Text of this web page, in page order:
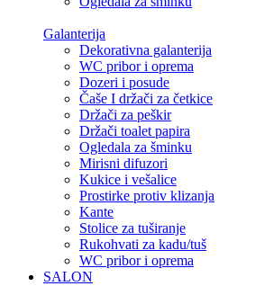
Galanterija
Dekorativna galanterija
WC pribor i oprema
Dozeri i posude
Čaše I držači za četkice
Držači za peškir
Držači toalet papira
Ogledala za šminku
Mirisni difuzori
Kukice i vešalice
Prostirke protiv klizanja
Kante
Stolice za tuširanje
Rukohvati za kadu/tuš
WC pribor i oprema
SALON